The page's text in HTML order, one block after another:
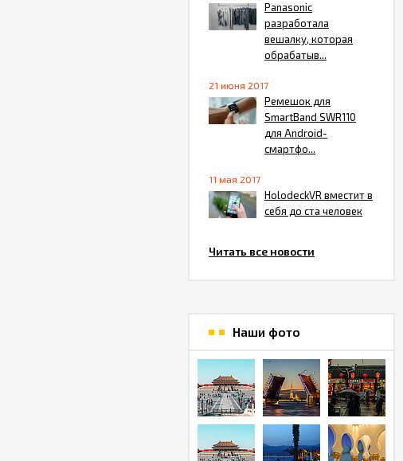
Panasonic
разработала
вешалку, которая
обрабатыв...
21 июня 2017
Ремешок для
SmartBand SWR110
для Android-
смартфо...
11 мая 2017
HolodeckVR вместит в
себя до ста человек
Читать все новости
Наши фото